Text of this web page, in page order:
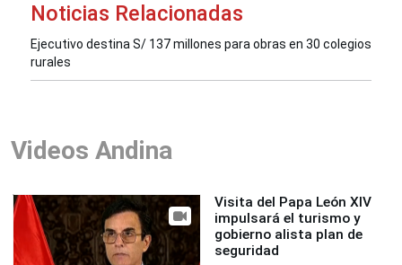
Noticias Relacionadas
Ejecutivo destina S/ 137 millones para obras en 30 colegios
rurales
Videos Andina
Visita del Papa León XIV
impulsará el turismo y
gobierno alista plan de
seguridad